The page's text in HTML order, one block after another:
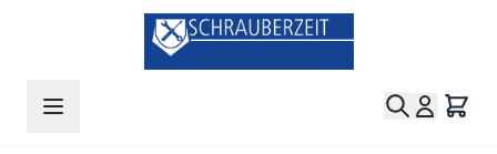
Zum Inhalt springen
Suche